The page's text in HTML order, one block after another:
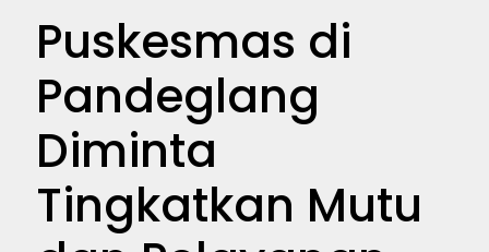
Puskesmas di
Pandeglang
Diminta
Tingkatkan Mutu